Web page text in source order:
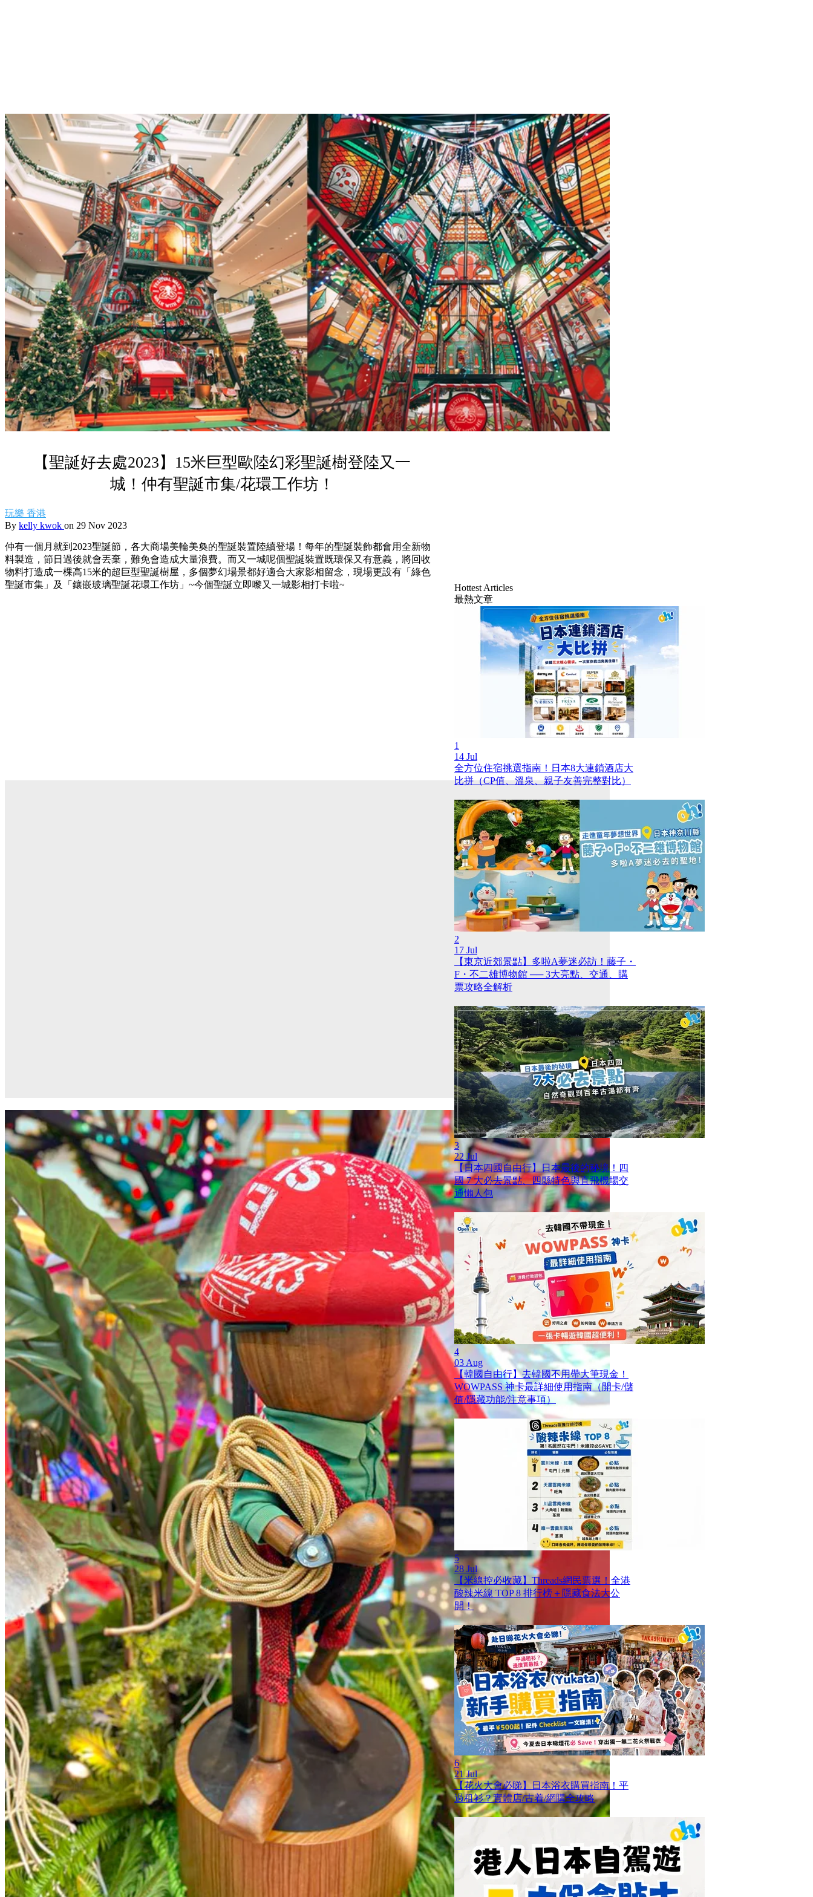
【聖誕好去處2023】15米巨型歐陸幻彩聖誕樹登陸又一
城！仲有聖誕市集/花環工作坊！
玩樂 香港
By kelly kwok on 29 Nov 2023
仲有一個月就到2023聖誕節，各大商場美輪美奐的聖誕裝置陸續登場！每年的聖誕裝飾都會用全新物
料製造，節日過後就會丟棄，難免會造成大量浪費。而又一城呢個聖誕裝置既環保又有意義，將回收
物料打造成一棵高15米的超巨型聖誕樹屋，多個夢幻場景都好適合大家影相留念，現場更設有「綠色
聖誕市集」及「鑲嵌玻璃聖誕花環工作坊」~今個聖誕立即嚟又一城影相打卡啦~
Hottest Articles
最熱文章
1
14 Jul
全方位住宿挑選指南！日本8大連鎖酒店大
比拼（CP值、溫泉、親子友善完整對比）
2
17 Jul
【東京近郊景點】多啦A夢迷必訪！藤子・
F・不二雄博物館 ── 3大亮點、交通、購
票攻略全解析
3
22 Jul
【日本四國自由行】日本最後的秘境！四
國 7 大必去景點、四縣特色與直飛機場交
通懶人包
4
03 Aug
【韓國自由行】去韓國不用帶大筆現金！
WOWPASS 神卡最詳細使用指南（開卡/儲
值/隱藏功能/注意事項）
5
28 Jul
【米線控必收藏】Threads網民票選！全港
酸辣米線 TOP 8 排行榜＋隱藏食法大公
開！
6
21 Jul
【花火大會必睇】日本浴衣購買指南！平
過租衫？實體店/古着/網購全攻略